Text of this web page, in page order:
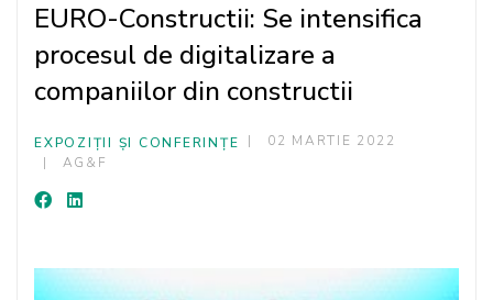
EURO-Constructii: Se intensifica
procesul de digitalizare a
companiilor din constructii
EXPOZIȚII ȘI CONFERINȚE
02 MARTIE 2022
AG&F